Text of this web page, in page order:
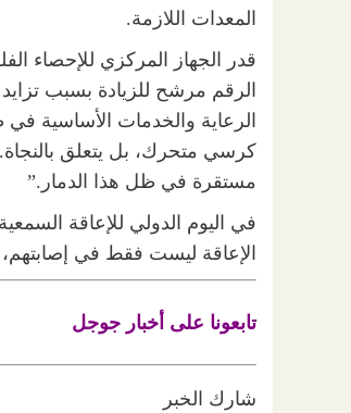
المعدات اللازمة.
الرقم مرشح للزيادة بسبب
الرعاية والخدمات الأساسية
كرسي متحرك، بل يتعلق
مستقرة في ظل هذا الدمار.”
في اليوم الدولي للإعاقة
الإعاقة ليست فقط في إصابتهم،
تابعونا على أخبار جوجل
شارك الخبر